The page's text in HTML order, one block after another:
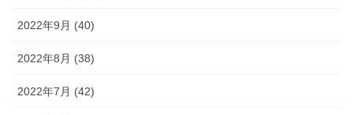
2022年9月 (40)
2022年8月 (38)
2022年7月 (42)